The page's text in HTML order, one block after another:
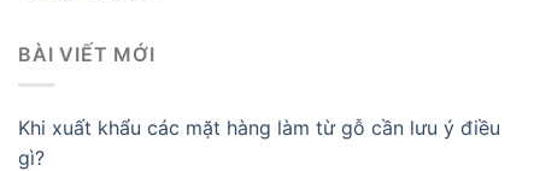
BÀI VIẾT MỚI
Khi xuất khẩu các mặt hàng làm từ gỗ cần lưu ý điều
gì?